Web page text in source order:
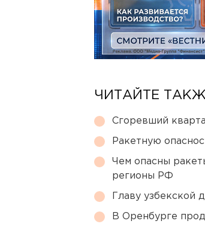
ЧИТАЙТЕ
Сгоревший
Ракетную
Чем опасны
регионы РФ
Главу узбекской
В Оренбурге